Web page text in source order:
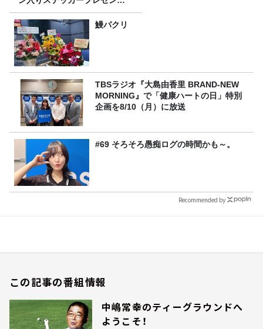
有り
鰻パクリ
TBSラジオ『大島由香里 BRAND-NEW
MORNING』で「健康ハートの日」特別
企画を8/10（月）に放送
#69 そろそろ愚痴ログの時間かも～。
Recommended by
この記事の番組情報
中嶋常幸のティーグラウンドへ
ようこそ！